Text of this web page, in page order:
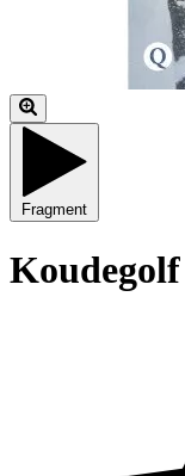
Fragment
Koudegolf